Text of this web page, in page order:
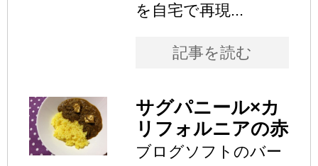
を自宅で再現...
記事を読む
サグパニール×カ
リフォルニアの赤
ブログソフトのバー